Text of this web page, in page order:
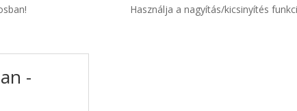
-
Használja a nagyítás/kicsinyítés